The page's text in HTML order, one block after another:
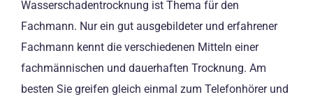
Wasserschadentrocknung ist Thema für den
Fachmann. Nur ein gut ausgebildeter und erfahrener
Fachmann kennt die verschiedenen Mitteln einer
fachmännischen und dauerhaften Trocknung. Am
besten Sie greifen gleich einmal zum Telefonhörer und